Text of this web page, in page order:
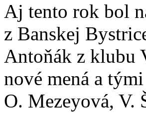
Aj tento rok bol
z Banskej
Antoňák z klubu
nové mená a
O. Mezeyová, V.